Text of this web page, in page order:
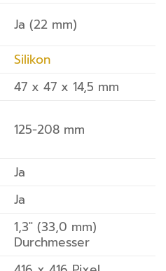
Ja (22 mm)
Silikon
47 x 47 x 14,5 mm
125-208 mm
Ja
Ja
1,3″ (33,0 mm)
Durchmesser